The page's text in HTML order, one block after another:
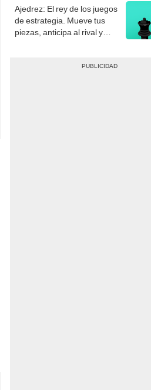
Ajedrez: El rey de los juegos
de estrategia. Mueve tus
piezas, anticipa al rival y